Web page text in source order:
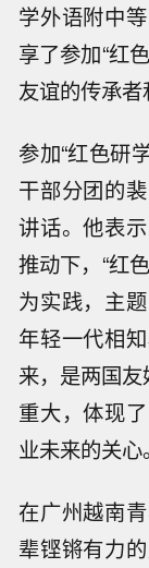
学外语附中
享了参加“红
友谊的传承者
参加“红色研
干部分团的
讲话。他表
推动下，“红
为实践，主
年轻一代相
来，是两国友
重大，体现
业未来的关心
在广州越南
辈铿锵有力